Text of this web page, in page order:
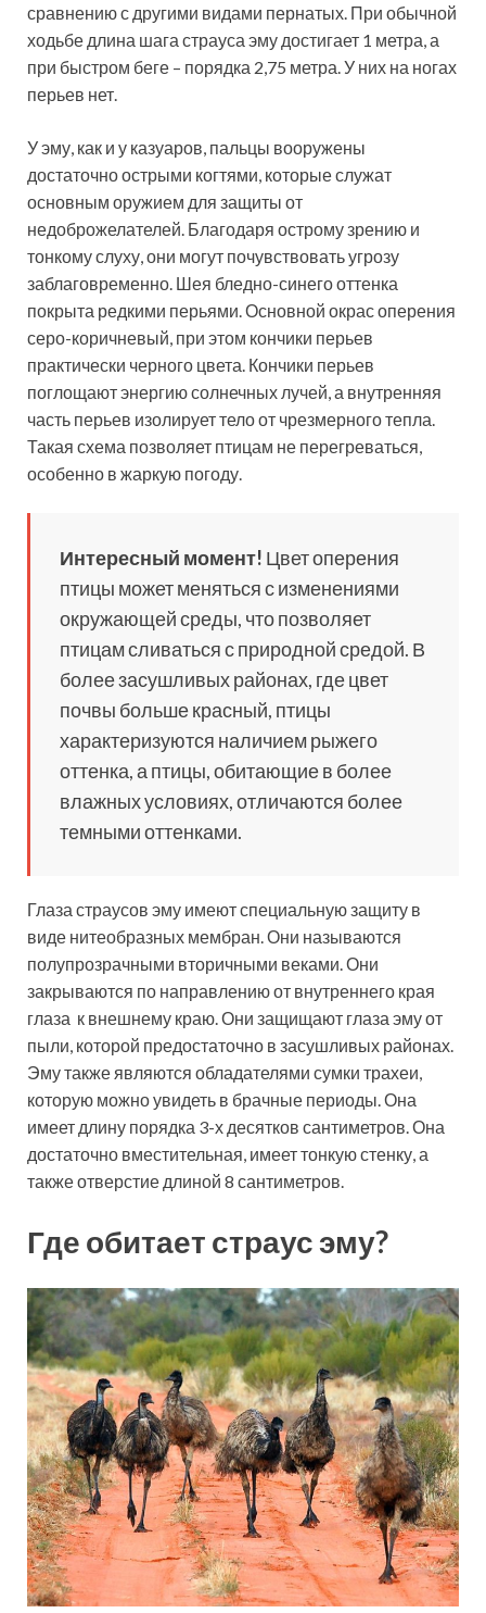
сравнению с другими видами пернатых. При обычной
ходьбе длина шага страуса эму достигает 1 метра, а
при быстром беге – порядка 2,75 метра. У них на ногах
перьев нет.
У эму, как и у казуаров, пальцы вооружены
достаточно острыми когтями, которые служат
основным оружием для защиты от
недоброжелателей. Благодаря острому зрению и
тонкому слуху, они могут почувствовать угрозу
заблаговременно. Шея бледно-синего оттенка
покрыта редкими перьями. Основной окрас оперения
серо-коричневый, при этом кончики перьев
практически черного цвета. Кончики перьев
поглощают энергию солнечных лучей, а внутренняя
часть перьев изолирует тело от чрезмерного тепла.
Такая схема позволяет птицам не перегреваться,
особенно в жаркую погоду.
Интересный момент! Цвет оперения
птицы может меняться с изменениями
окружающей среды, что позволяет
птицам сливаться с природной средой. В
более засушливых районах, где цвет
почвы больше красный, птицы
характеризуются наличием рыжего
оттенка, а птицы, обитающие в более
влажных условиях, отличаются более
темными оттенками.
Глаза страусов эму имеют специальную защиту в
виде нитеобразных мембран. Они называются
полупрозрачными вторичными веками. Они
закрываются по направлению от внутреннего края
глаза к внешнему краю. Они защищают глаза эму от
пыли, которой предостаточно в засушливых районах.
Эму также являются обладателями сумки трахеи,
которую можно увидеть в брачные периоды. Она
имеет длину порядка 3-х десятков сантиметров. Она
достаточно вместительная, имеет тонкую стенку, а
также отверстие длиной 8 сантиметров.
Где обитает страус эму?